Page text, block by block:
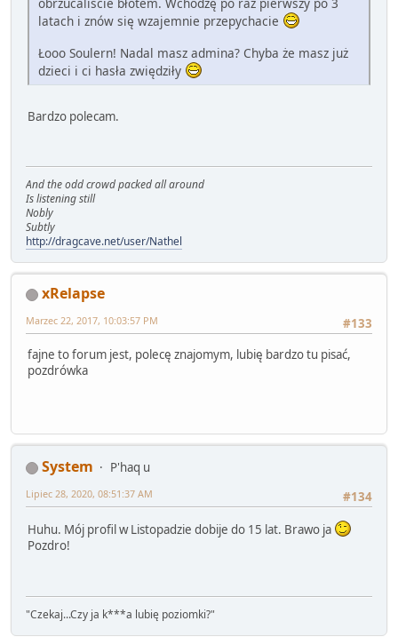
latach i znów się wzajemnie przepychacie
Łooo Soulern! Nadal masz admina? Chyba że masz już
dzieci i ci hasła zwiędziły
Bardzo polecam.
And the odd crowd packed all around
Is listening still
Nobly
Subtly
http://dragcave.net/user/Nathel
xRelapse
#133
Marzec 22, 2017, 10:03:57 PM
fajne to forum jest, polecę znajomym, lubię bardzo tu pisać,
pozdrówka
System
P'haq u
#134
Lipiec 28, 2020, 08:51:37 AM
Huhu. Mój profil w Listopadzie dobije do 15 lat. Brawo ja
Pozdro!
"Czekaj...Czy ja k***a lubię poziomki?"